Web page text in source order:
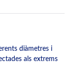
diàmetres i
als extrems